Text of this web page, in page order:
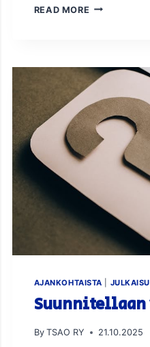
READ MORE O
L
T
U
U
S
O
A
I
S
O
A
AJANKOHTAISTA
Suunnitellaan
By TSAO RY 21.10.2025